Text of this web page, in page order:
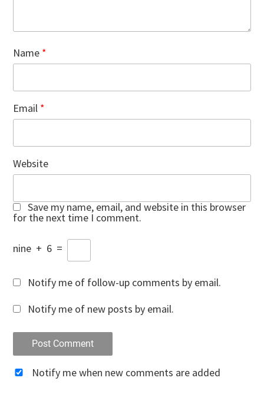
Name *
Email *
Website
Save my name, email, and website in this browser
for the next time I comment.
nine + 6 =
Notify me of follow-up comments by email.
Notify me of new posts by email.
Notify me when new comments are added